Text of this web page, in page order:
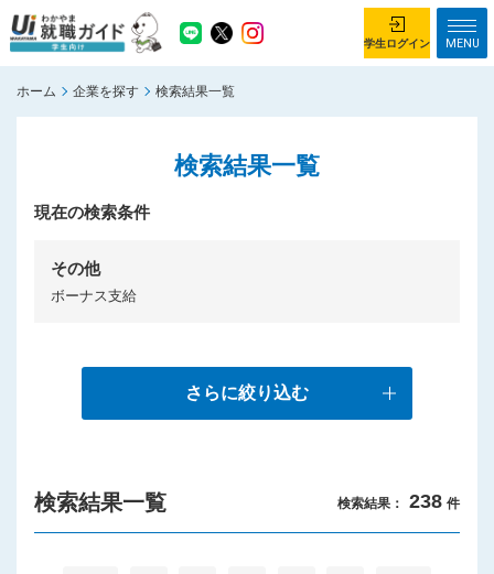
企業を探す
がっつり就業体験コース
イベント情報
お知らせ
ちょこっと仕事体験コース トップ
利用規約
学生ログイン MENU
ホーム 企業を探す 検索結果一覧
検索結果一覧
現在の検索条件
その他
ボーナス支給
さらに絞り込む
検索結果一覧 検索結果： 238 件